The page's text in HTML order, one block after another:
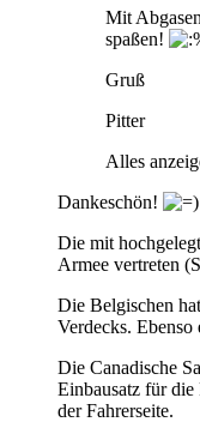
Mit
spaßen!
Gruß
Pitter
Alles
Dankeschön!
Die mit
Armee vertreten
Die Belgischen
Verdecks. Ebenso
Die Canadische
Einbausatz für die
der Fahrerseite.